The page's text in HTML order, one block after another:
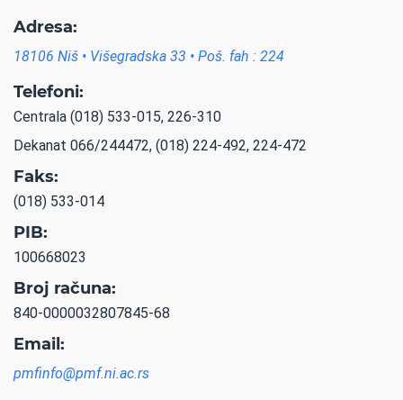
Adresa:
18106 Niš • Višegradska 33 • Poš. fah : 224
Telefoni:
Centrala (018) 533-015, 226-310
Dekanat 066/244472, (018) 224-492, 224-472
Faks:
(018) 533-014
PIB:
100668023
Broj računa:
840-0000032807845-68
Email:
pmfinfo@pmf.ni.ac.rs